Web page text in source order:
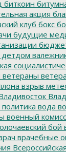
биткоин
акция
клуб бокс
будущие
детдом
ветераны
взрыв
вода
военный
бой
врачебные